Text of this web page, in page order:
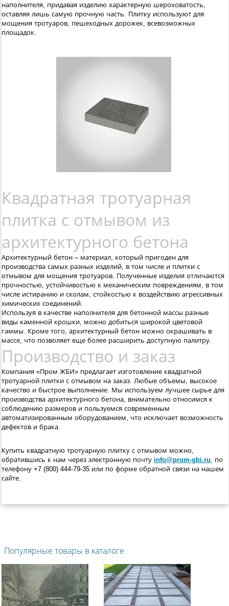
наполнителя, придавая изделию характерную шероховатость,
оставляя лишь самую прочную часть. Плитку используют для
мощения тротуаров, пешеходных дорожек, всевозможных
площадок.
Квадратная тротуарная
плитка с отмывом из
архитектурного бетона
Архитектурный бетон – материал, который пригоден для
производства самых разных изделий, в том числе и плитки с
отмывом для мощения тротуаров. Полученные изделия отличаются
прочностью, устойчивостью к механическим повреждениям, в том
числе истиранию и сколам, стойкостью к воздействию агрессивных
химических соединений.
Используя в качестве наполнителя для бетонной массы разные
виды каменной крошки, можно добиться широкой цветовой
гаммы. Кроме того, архитектурный бетон можно окрашивать в
массе, что позволяет еще более расширить доступную палитру.
Производство и заказ
Компания «Пром ЖБИ» предлагает изготовление квадратной
тротуарной плитки с отмывом на заказ. Любые объемы, высокое
качество и быстрое выполнение. Мы используем лучшее сырье для
производства архитектурного бетона, внимательно относимся к
соблюдению размеров и пользуемся современным
автоматизированным оборудованием, что исключает возможность
дефектов и брака.
Купить квадратную тротуарную плитку с отмывом можно,
обратившись к нам через электронную почту info@prom-gbi.ru, по
телефону +7 (800) 444-79-35 или по форме обратной связи на нашем
сайте.
Популярные товары в каталоге